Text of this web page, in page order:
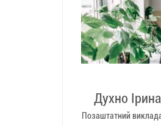
Духно
Позаштатний